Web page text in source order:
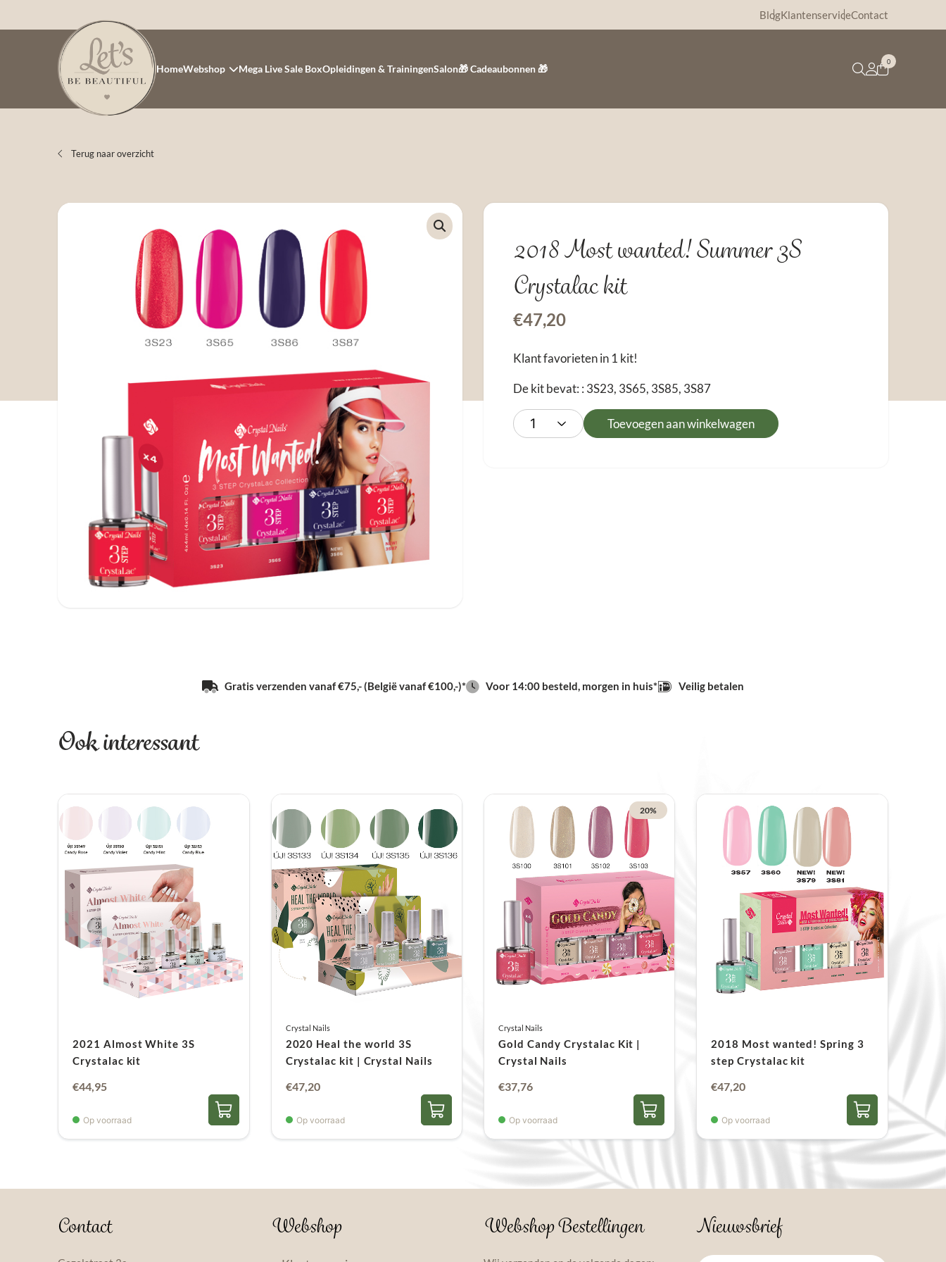
BlogKlantenserviceContact
HomeWebshop Mega Live Sale BoxOpleidingen & TrainingenSalon🎁 Cadeaubonnen 🎁
0
Terug naar overzicht
2018 Most wanted! Summer 3S
Crystalac kit
€47,20
Klant favorieten in 1 kit!
De kit bevat: : 3S23, 3S65, 3S85, 3S87
Toevoegen aan winkelwagen
Gratis verzenden vanaf €75,- (België vanaf €100,-)* Voor 14:00 besteld, morgen in huis* Veilig betalen
Ook interessant
2021 Almost White 3S
Crystalac kit
€44,95
Op voorraad
Crystal Nails
2020 Heal the world 3S
Crystalac kit | Crystal Nails
€47,20
Op voorraad
20%
Crystal Nails
Gold Candy Crystalac Kit |
Crystal Nails
Oorspronkelijke
was:
€47,20.
€37,76Huidige
is:
€37,76.
Op voorraad
2018 Most wanted! Spring 3
step Crystalac kit
€47,20
Op voorraad
Contact Webshop Webshop Bestellingen Nieuwsbrief